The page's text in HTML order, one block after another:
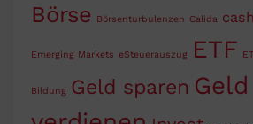
Börse Börsenturbulenzen Calida
Emerging Markets eSteuerauszug ETF
Bildung Geld sparen Geld